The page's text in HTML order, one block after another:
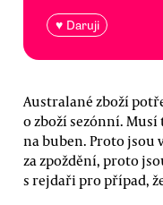
♥ Daruji
Australané zboží
o zboží sezónní.
na buben. Proto jsou
za zpoždění, proto
s rejdaři pro případ,